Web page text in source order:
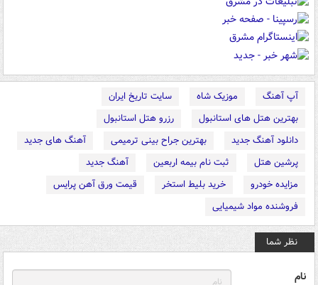
آپ آهنگ موزیک شاه
سایت تاریخ ایران
بهترین هتل های استانبول
رزرو هتل استانبول
دانلود آهنگ جدید
بهترین جراح بینی ترمیمی
آهنگ های جدید
پرشین هتل
ثبت نام بیمه اربعین
آهنگ جدید
مزایده خودرو
خرید بلیط استخر
قیمت ورق آهن پرایس
فروشنده مواد شیمیایی
نظر شما
نام